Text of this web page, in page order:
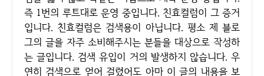
즉 1번의 루트대로 운영 중입니다. 친효컬럼이 그 증거
입니다. 친효컬럼은 검색용이 아닙니다. 평소 제 블로
그의 글을 자주 소비해주시는 분들을 대상으로 작성하
는 글입니다. 검색 유입이 거의 발생하지 않습니다. 우
연히 검색으로 얻어 걸렸어도 아마 이 글의 내용을 보